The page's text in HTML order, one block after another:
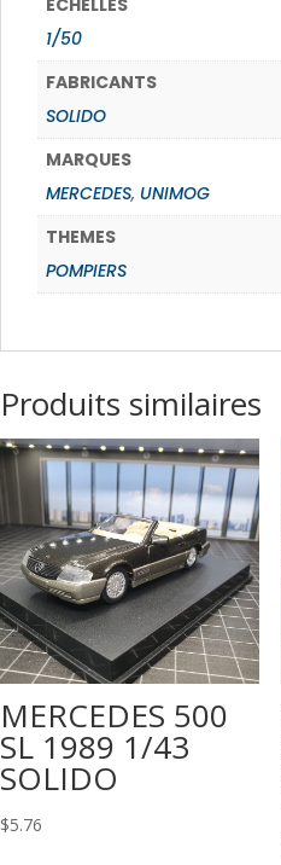
ECHELLES
1/50
FABRICANTS
SOLIDO
MARQUES
MERCEDES, UNIMOG
THEMES
POMPIERS
Produits similaires
MERCEDES 500
SL 1989 1/43
SOLIDO
$5.76